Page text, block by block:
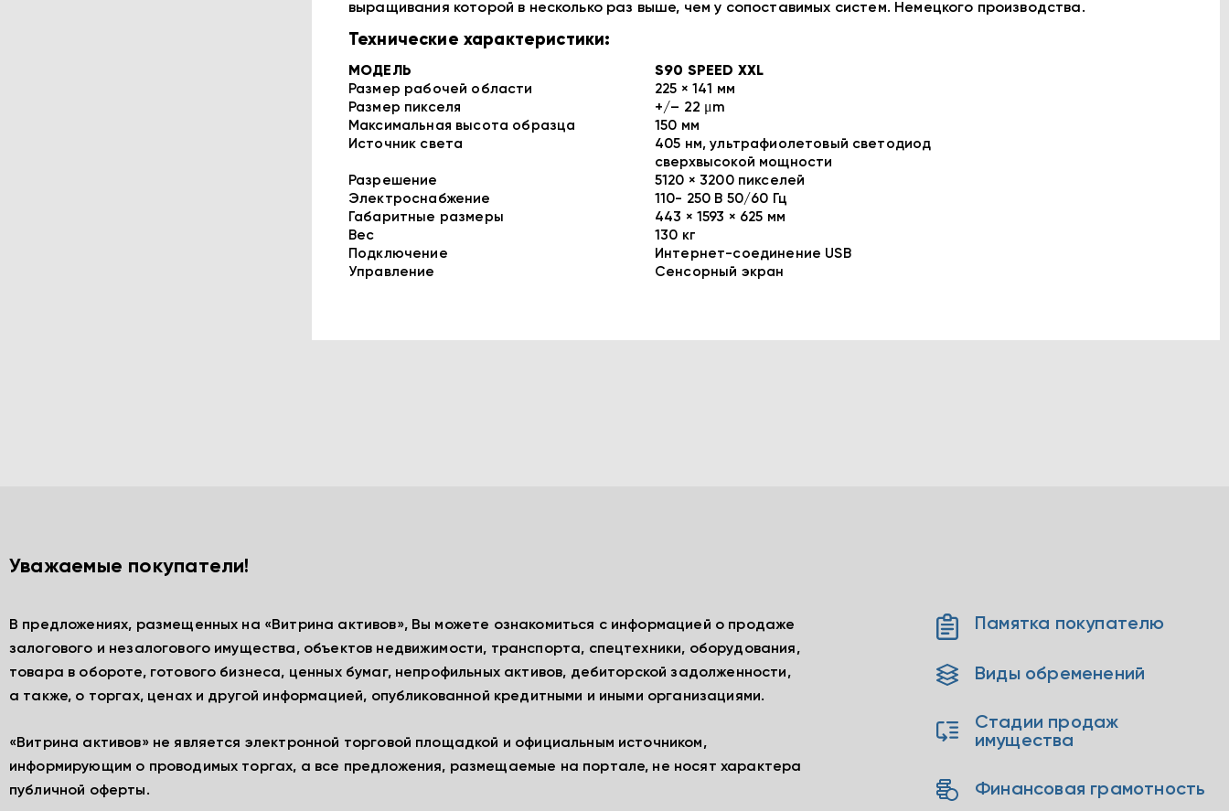
выращивания которой в несколько раз выше, чем у сопоставимых систем. Немецкого производства.
Технические характеристики:
МОДЕЛЬ S90 SPEED XXL
Размер рабочей области
225 × 141 мм
Размер пикселя
+/– 22 μm
Максимальная высота образца
150 мм
Источник света
405 нм, ультрафиолетовый светодиод
сверхвысокой мощности
Разрешение
5120 × 3200 пикселей
Электроснабжение
110- 250 В 50/60 Гц
Габаритные размеры
443 × 1593 × 625 мм
Вес
130 кг
Подключение
Интернет-соединение USB
Управление
Cенсорный экран
Уважаемые покупатели!
В предложениях, размещенных на «Витрина активов», Вы можете ознакомиться с информацией о продаже
залогового и незалогового имущества, объектов недвижимости, транспорта, спецтехники, оборудования,
товара в обороте, готового бизнеса, ценных бумаг, непрофильных активов, дебиторской задолженности,
а также, о торгах, ценах и другой информацией, опубликованной кредитными и иными организациями.
«Витрина активов» не является электронной торговой площадкой и официальным источником,
информирующим о проводимых торгах, а все предложения, размещаемые на портале, не носят характера
публичной оферты.
Памятка покупателю
Виды обременений
Стадии продаж
имущества
Финансовая грамотность